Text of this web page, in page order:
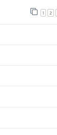
1 2